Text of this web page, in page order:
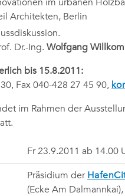
Architekten, Berlin
Dr.-Ing. Wolfgang
bis 15.8.2011:
Fax 040-428 27 45 90,
im Rahmen der
Fr 23.9.2011 ab 14.00
Präsidium der
(Ecke Am